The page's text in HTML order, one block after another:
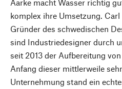
Aarke macht Wasser richtig
komplex ihre Umsetzung.
Gründer des schwedischen
sind Industriedesigner durch
seit 2013 der Aufbereitung
Anfang dieser mittlerweile
Unternehmung stand ein